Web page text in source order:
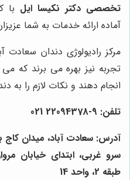
تخصصی دکتر نکیسا ایل با
آماده ارائه خدمات به شما
مرکز رادیولوژی دندان سعادت
تجربه نیز بهره می برند که می
انجام دهند و نکات لازم را به
تلفن: 9-22094378 021
آدرس: سعادت آباد، میدان کاج
طبقه 2، واحد 14